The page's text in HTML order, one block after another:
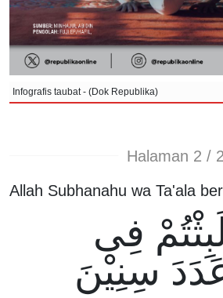
Infografis taubat - (Dok Republika)
Halaman 2 / 2
Allah Subhanahu wa Ta'ala
فِى
سِنِيْنَ